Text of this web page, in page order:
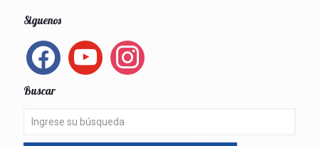
Siguenos
facebook youtube instagram
Buscar